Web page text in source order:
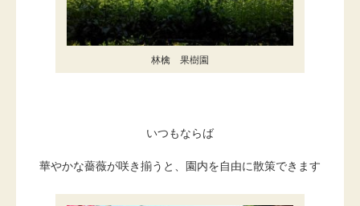
林檎 果樹園
いつもならば
華やかな薔薇が咲き揃うと、園内を自由に散策できます